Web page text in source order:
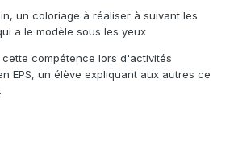
un coloriage à réaliser à suivant les
a le modèle sous les yeux
compétence lors d'activités
EPS, un élève expliquant aux autres ce